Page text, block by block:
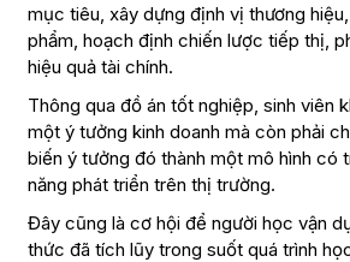
mục tiêu, xây dựng định vị thương
phẩm, hoạch định chiến lược tiếp thị,
hiệu quả tài chính.
Thông qua đồ án tốt nghiệp, sinh viên
một ý tưởng kinh doanh mà còn phải
biến ý tưởng đó thành một mô hình có
năng phát triển trên thị trường.
Đây cũng là cơ hội để người học vận
thức đã tích lũy trong suốt quá trình